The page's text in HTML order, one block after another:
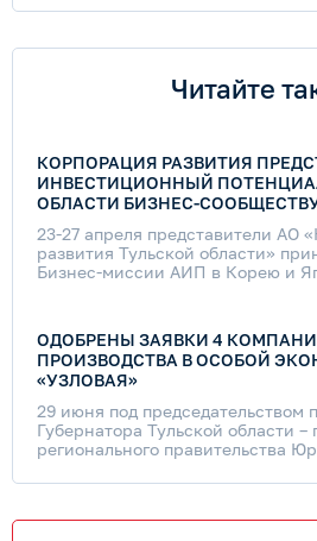
Читайте
КОРПОРАЦИЯ РАЗВИТИЯ
ИНВЕСТИЦИОННЫЙ
ОБЛАСТИ БИЗНЕС-
23-27 апреля представители АО
развития Тульской области»
Бизнес-миссии АИП в Корею и
ОДОБРЕНЫ ЗАЯВКИ 4
ПРОИЗВОДСТВА В ОСОБОЙ
«УЗЛОВАЯ»
29 июня под председательством
Губернатора Тульской области –
регионального правительства
экономической зоны